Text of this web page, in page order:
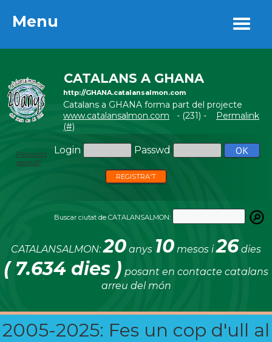
Menu
CATALANS A GHANA
http://GHANA.catalansalmon.com
Catalans a GHANA forma part del projecte
www.catalansalmon.com - (231) - Permalink
(#)
Login Passwd
Password
perdut?
REGISTRA'T
Buscar ciutat de CATALANSALMON:
CATALANSALMON:20 anys 10 mesos i26 dies
( 7.634 dies ) posant en contacte catalans
arreu del món
2005-2025: Fes un cop d'ull al
Menu